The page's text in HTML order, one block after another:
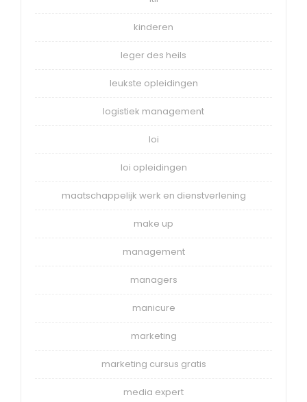
kinderen
leger des heils
leukste opleidingen
logistiek management
loi
loi opleidingen
maatschappelijk werk en dienstverlening
make up
management
managers
manicure
marketing
marketing cursus gratis
media expert